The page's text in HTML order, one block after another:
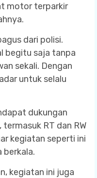
motor terparkir
dari polisi.
begitu saja tanpa
sekali. Dengan
untuk selalu
dukungan
RT dan RW
kegiatan seperti ini
berkala.
kegiatan ini juga